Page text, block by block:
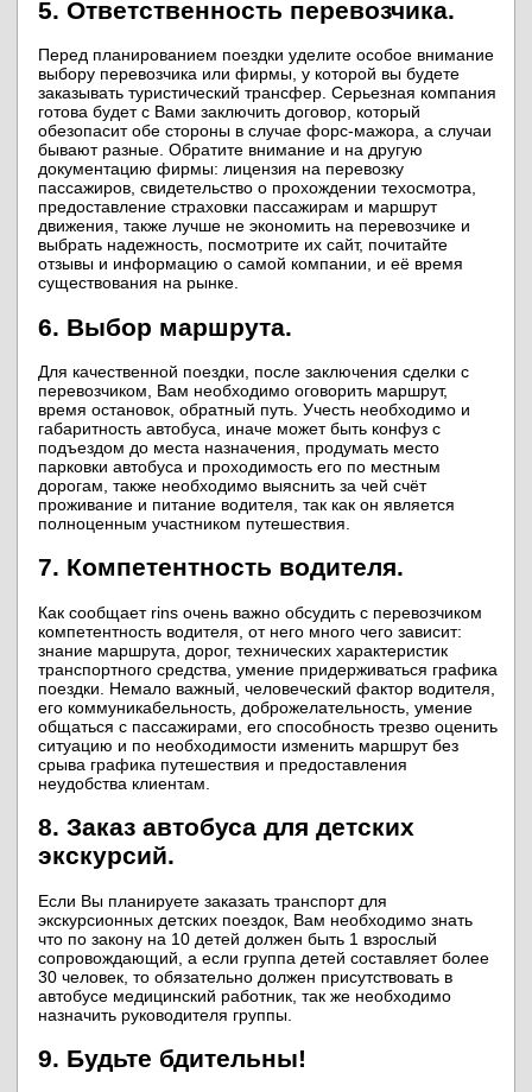
5. Ответственность перевозчика.
Перед планированием поездки уделите особое внимание
выбору перевозчика или фирмы, у которой вы будете
заказывать туристический трансфер. Серьезная компания
готова будет с Вами заключить договор, который
обезопасит обе стороны в случае форс-мажора, а случаи
бывают разные. Обратите внимание и на другую
документацию фирмы: лицензия на перевозку
пассажиров, свидетельство о прохождении техосмотра,
предоставление страховки пассажирам и маршрут
движения, также лучше не экономить на перевозчике и
выбрать надежность, посмотрите их сайт, почитайте
отзывы и информацию о самой компании, и её время
существования на рынке.
6. Выбор маршрута.
Для качественной поездки, после заключения сделки с
перевозчиком, Вам необходимо оговорить маршрут,
время остановок, обратный путь. Учесть необходимо и
габаритность автобуса, иначе может быть конфуз с
подъездом до места назначения, продумать место
парковки автобуса и проходимость его по местным
дорогам, также необходимо выяснить за чей счёт
проживание и питание водителя, так как он является
полноценным участником путешествия.
7. Компетентность водителя.
Как сообщает rins очень важно обсудить с перевозчиком
компетентность водителя, от него много чего зависит:
знание маршрута, дорог, технических характеристик
транспортного средства, умение придерживаться графика
поездки. Немало важный, человеческий фактор водителя,
его коммуникабельность, доброжелательность, умение
общаться с пассажирами, его способность трезво оценить
ситуацию и по необходимости изменить маршрут без
срыва графика путешествия и предоставления
неудобства клиентам.
8. Заказ автобуса для детских
экскурсий.
Если Вы планируете заказать транспорт для
экскурсионных детских поездок, Вам необходимо знать
что по закону на 10 детей должен быть 1 взрослый
сопровождающий, а если группа детей составляет более
30 человек, то обязательно должен присутствовать в
автобусе медицинский работник, так же необходимо
назначить руководителя группы.
9. Будьте бдительны!